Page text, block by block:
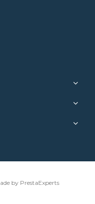
by PrestaExperts